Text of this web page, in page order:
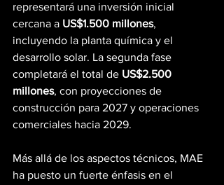
representará una inversión inicial
cercana a US$1.500 millones,
incluyendo la planta química y el
desarrollo solar. La segunda fase
completará el total de US$2.500
millones, con proyecciones de
construcción para 2027 y operaciones
comerciales hacia 2029.
Más allá de los aspectos técnicos, MAE
ha puesto un fuerte énfasis en el